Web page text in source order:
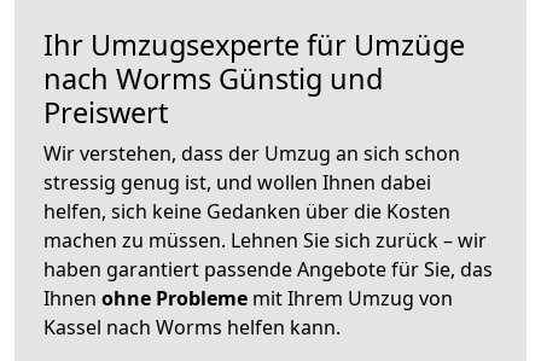
Ihr Umzugsexperte für Umzüge
nach Worms Günstig und
Preiswert
Wir verstehen, dass der Umzug an sich schon
stressig genug ist, und wollen Ihnen dabei
helfen, sich keine Gedanken über die Kosten
machen zu müssen. Lehnen Sie sich zurück – wir
haben garantiert passende Angebote für Sie, das
Ihnen ohne Probleme mit Ihrem Umzug von
Kassel nach Worms helfen kann.